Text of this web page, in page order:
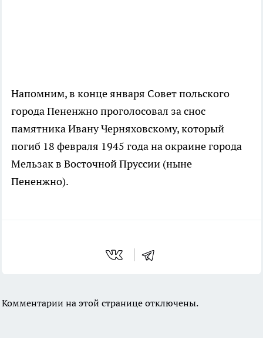
Напомним, в конце января Совет польского
города Пененжно проголосовал за снос
памятника Ивану Черняховскому, который
погиб 18 февраля 1945 года на окраине города
Мельзак в Восточной Пруссии (ныне
Пененжно).
Комментарии на этой странице отключены.